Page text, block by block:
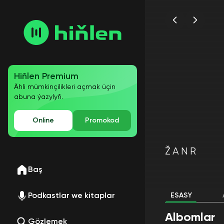
Hiňlen Premium
Ähli mümkinçilikleri açmak üçin
abuna ýazylyň.
Online Promokod
Baş
Podkastlar we kitaplar
Gözlemek
ŽANR
ESASY
Albomlar